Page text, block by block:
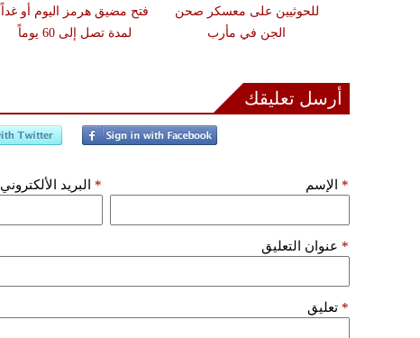
فتح مضيق هرمز اليوم أو غداً
لمدة تصل إلى 60 يوماً
للحوثيين على معسكر صحن
الجن في مأرب
أرسل تعليقك
الإسم * البريد الألكتروني *
عنوان التعليق *
تعليق *